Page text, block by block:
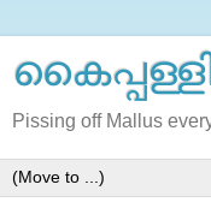
കൈപ്പള്ളി
Pissing off Mallus